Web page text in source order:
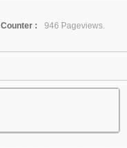
Counter :
946 Pageviews.